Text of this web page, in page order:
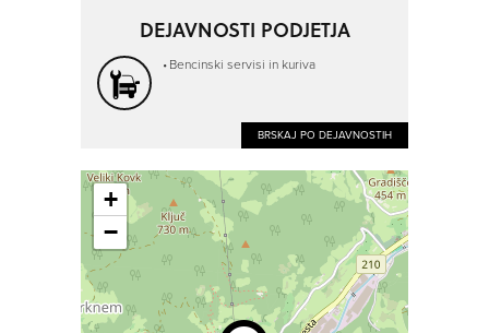
DEJAVNOSTI PODJETJA
Bencinski servisi in kuriva
BRSKAJ PO DEJAVNOSTIH
+
−